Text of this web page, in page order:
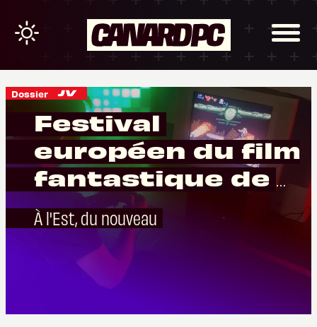
Dossier
Festival
européen du film
fantastique de
Strasbourg 2019
À l'Est, du nouveau